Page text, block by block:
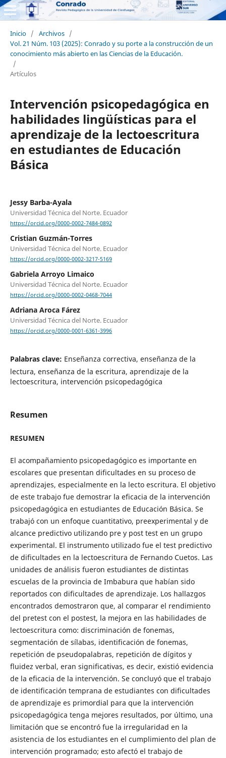
Inicio / Archivos /
Vol. 21 Núm. 103 (2025): Conrado y su porte a la construcción de un
conocimiento más abierto en las Ciencias de la Educación.
/
Artículos
Intervención psicopedagógica en
habilidades lingüísticas para el
aprendizaje de la lectoescritura
en estudiantes de Educación
Básica
Jessy Barba-Ayala
Universidad Técnica del Norte. Ecuador
https://orcid.org/0000-0002-7484-0892
Cristian Guzmán-Torres
Universidad Técnica del Norte. Ecuador
https://orcid.org/0000-0002-3217-5169
Gabriela Arroyo Limaico
Universidad Técnica del Norte. Ecuador
https://orcid.org/0000-0002-0468-7044
Adriana Aroca Fárez
Universidad Técnica del Norte. Ecuador
https://orcid.org/0000-0001-6361-3996
Palabras clave: Enseñanza correctiva, enseñanza de la
lectura, enseñanza de la escritura, aprendizaje de la
lectoescritura, intervención psicopedagógica
Resumen
RESUMEN
El acompañamiento psicopedagógico es importante en
escolares que presentan dificultades en su proceso de
aprendizajes, especialmente en la lecto escritura. El objetivo
de este trabajo fue demostrar la eficacia de la intervención
psicopedagógica en estudiantes de Educación Básica. Se
trabajó con un enfoque cuantitativo, preexperimental y de
alcance predictivo utilizando pre y post test en un grupo
experimental. El instrumento utilizado fue el test predictivo
de dificultades en la lectoescritura de Fernando Cuetos. Las
unidades de análisis fueron estudiantes de distintas
escuelas de la provincia de Imbabura que habían sido
reportados con dificultades de aprendizaje. Los hallazgos
encontrados demostraron que, al comparar el rendimiento
del pretest con el postest, la mejora en las habilidades de
lectoescritura como: discriminación de fonemas,
segmentación de sílabas, identificación de fonemas,
repetición de pseudopalabras, repetición de dígitos y
fluidez verbal, eran significativas, es decir, existió evidencia
de la eficacia de la intervención. Se concluyó que el trabajo
de identificación temprana de estudiantes con dificultades
de aprendizaje es primordial para que la intervención
psicopedagógica tenga mejores resultados, por último, una
limitación que se encontró fue la irregularidad en la
asistencia de los estudiantes en el cumplimiento del plan de
intervención programado; esto afectó el trabajo de